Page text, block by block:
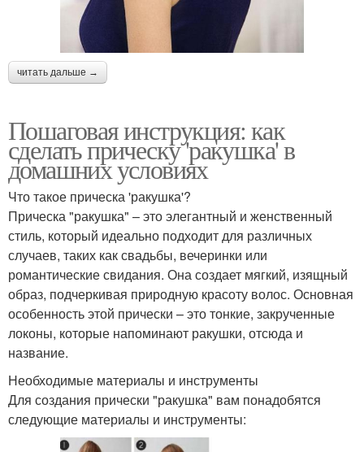
читать дальше →
Пошаговая инструкция: как
сделать прическу 'ракушка' в
домашних условиях
Что такое прическа 'ракушка'?
Прическа "ракушка" – это элегантный и женственный
стиль, который идеально подходит для различных
случаев, таких как свадьбы, вечеринки или
романтические свидания. Она создает мягкий, изящный
образ, подчеркивая природную красоту волос. Основная
особенность этой прически – это тонкие, закрученные
локоны, которые напоминают ракушки, отсюда и
название.
Необходимые материалы и инструменты
Для создания прически "ракушка" вам понадобятся
следующие материалы и инструменты: